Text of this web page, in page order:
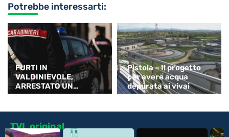
Potrebbe interessarti:
FURTI IN
VALDINIEVOLE,
ARRESTATO UN
32ENNE NIGERIANO
Pistoia – Il progetto
per avere acqua
depurata ai vivai
TVL original